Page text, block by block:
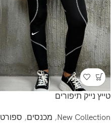
טייץ נייק תיפורים
New Collection
, מכנסים, ספורט